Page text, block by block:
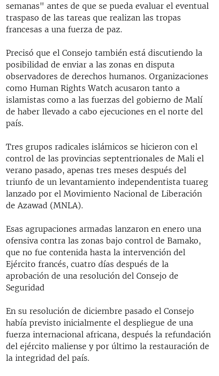
semanas" antes de que se pueda evaluar el eventual
traspaso de las tareas que realizan las tropas
francesas a una fuerza de paz.
Precisó que el Consejo también está discutiendo la
posibilidad de enviar a las zonas en disputa
observadores de derechos humanos. Organizaciones
como Human Rights Watch acusaron tanto a
islamistas como a las fuerzas del gobierno de Malí
de haber llevado a cabo ejecuciones en el norte del
país.
Tres grupos radicales islámicos se hicieron con el
control de las provincias septentrionales de Mali el
verano pasado, apenas tres meses después del
triunfo de un levantamiento independentista tuareg
lanzado por el Movimiento Nacional de Liberación
de Azawad (MNLA).
Esas agrupaciones armadas lanzaron en enero una
ofensiva contra las zonas bajo control de Bamako,
que no fue contenida hasta la intervención del
Ejército francés, cuatro días después de la
aprobación de una resolución del Consejo de
Seguridad
En su resolución de diciembre pasado el Consejo
había previsto inicialmente el despliegue de una
fuerza internacional africana, después la refundación
del ejército maliense y por último la restauración de
la integridad del país.